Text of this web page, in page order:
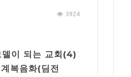
3924
이 되는 교회(4)
복음화(딤전